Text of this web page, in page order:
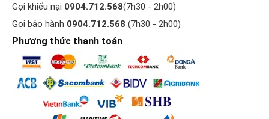
Gọi khiếu nại 0904.712.568(7h30 - 2h00)
Gọi bảo hành 0904.712.568 (7h30 - 2h00)
Phương thức thanh toán